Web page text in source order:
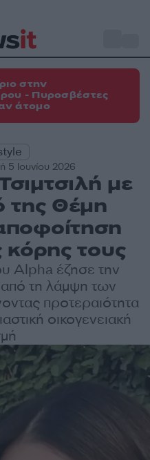
στην
- Πυροσβέστες
άτομο
5 Ιουνίου 2026
με
της Θέμη
κόρης τους
Alpha έζησε την
τη λάμψη των
προτεραιότητα
οικογενειακή